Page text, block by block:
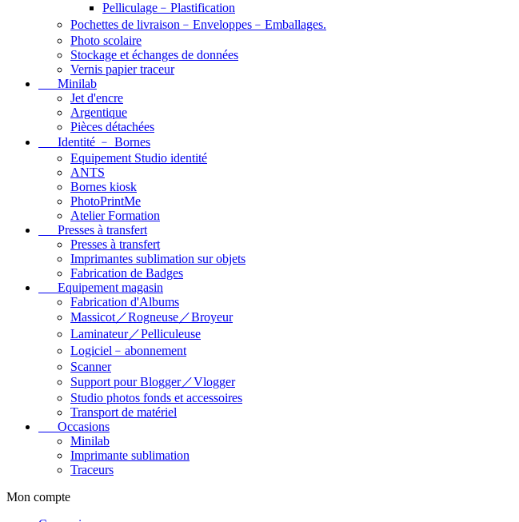
Pelliculage﹣Plastification
Pochettes de livraison﹣Enveloppes﹣Emballages.
Photo scolaire
Stockage et échanges de données
Vernis papier traceur
Minilab
Jet d'encre
Argentique
Pièces détachées
Identité ﹣ Bornes
Equipement Studio identité
ANTS
Bornes kiosk
PhotoPrintMe
Atelier Formation
Presses à transfert
Presses à transfert
Imprimantes sublimation sur objets
Fabrication de Badges
Equipement magasin
Fabrication d'Albums
Massicot／Rogneuse／Broyeur
Laminateur／Pelliculeuse
Logiciel﹣abonnement
Scanner
Support pour Blogger／Vlogger
Studio photos fonds et accessoires
Transport de matériel
Occasions
Minilab
Imprimante sublimation
Traceurs
Mon compte